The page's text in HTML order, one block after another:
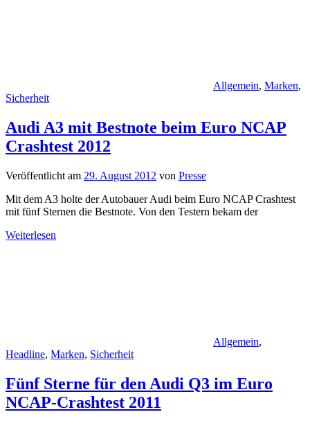
Allgemein, Marken,
Sicherheit
Audi A3 mit Bestnote beim Euro NCAP
Crashtest 2012
Veröffentlicht am 29. August 2012 von Presse
Mit dem A3 holte der Autobauer Audi beim Euro NCAP Crashtest
mit fünf Sternen die Bestnote. Von den Testern bekam der
Weiterlesen
Allgemein,
Headline, Marken, Sicherheit
Fünf Sterne für den Audi Q3 im Euro
NCAP-Crashtest 2011